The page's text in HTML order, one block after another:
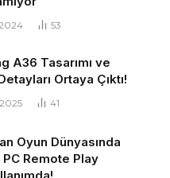
53
A36 Tasarımı ve
Ortaya Çıktı!
41
Oyun Dünyasında
Remote Play